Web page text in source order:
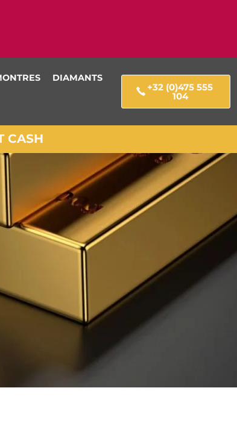
DIAMANTS
+32 (0)475 555
104
CASH